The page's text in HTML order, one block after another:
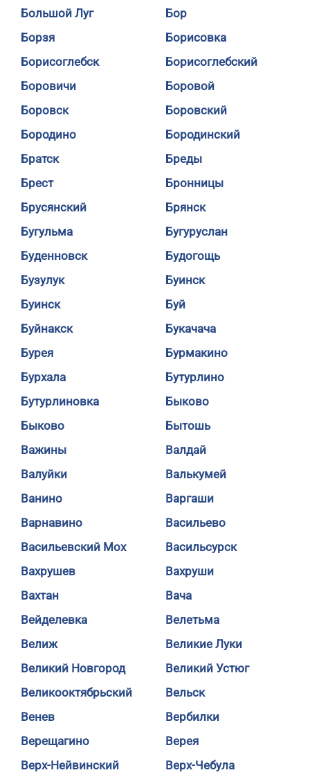
Большой Луг
Бор
Борзя
Борисовка
Борисоглебск
Борисоглебский
Боровичи
Боровой
Боровск
Боровский
Бородино
Бородинский
Братск
Бреды
Брест
Бронницы
Брусянский
Брянск
Бугульма
Бугуруслан
Буденновск
Будогощь
Бузулук
Буинск
Буинск
Буй
Буйнакск
Букачача
Бурея
Бурмакино
Бурхала
Бутурлино
Бутурлиновка
Быково
Быково
Бытошь
Важины
Валдай
Валуйки
Валькумей
Ванино
Варгаши
Варнавино
Васильево
Васильевский Мох
Васильсурск
Вахрушев
Вахруши
Вахтан
Вача
Вейделевка
Велетьма
Велиж
Великие Луки
Великий Новгород
Великий Устюг
Великооктябрьский
Вельск
Венев
Вербилки
Верещагино
Верея
Верх-Нейвинский
Верх-Чебула